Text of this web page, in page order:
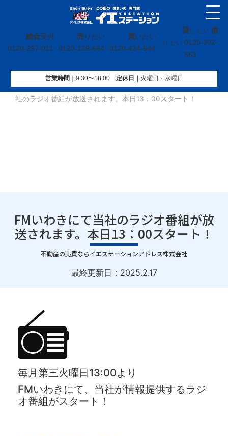
総合受付
0120-297-011
売りたい
0120-139-664
買いたい
0120-424-544
貸し たい 借
り たい 0120-302-
563
営業時間｜ 9:30〜18:00定休⽇｜ 火曜⽇・水曜⽇
イエステーション»投稿トップ»お知らせ»FMいわきにて当
社のラジオ番組が放送されます。本日13：00スタート！
FMいわきにて当社のラジオ番組が放
送されます。本日13：00スタート！
｜
不動産の売買ならイエステーションアドレス株式会社
最終更新日： 2025.2.17
毎月第三火曜日13:00より
FMいわきにて、当社が情報提供するラジ
オ番組がスタート！